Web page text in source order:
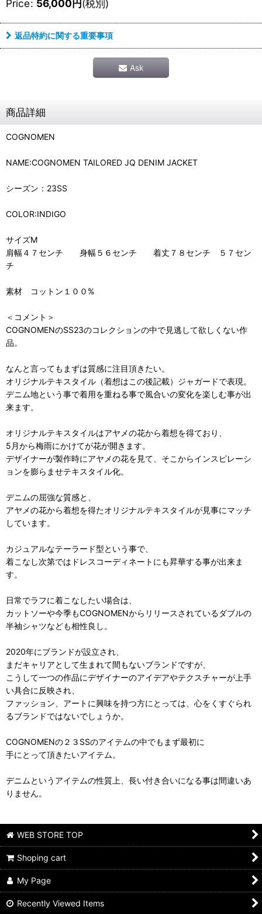
Price: 56,000円(税別)
返品特約に関する重要事項
Ask
商品詳細
COGNOMEN
NAME:COGNOMEN TAILORED JQ DENIM JACKET
シーズン：23SS
COLOR:INDIGO
サイズM
肩幅４７センチ 身幅５６センチ 着丈７８センチ ５７セン
チ
素材 コットン１００%
＜コメント＞
COGNOMENのSS23のコレクションの中で見逃して欲しくない作
品。
なんと言ってもまずは質感に注目頂きたい。
オリジナルテキスタイル（着想はこの後記載）ジャガードで表現。
デニム地という事で着用を重ねる事で風合いの変化を楽しむ事が出
来ます。
オリジナルテキスタイルはアヤメの花から着想を得ており、
5月から梅雨にかけてが花が開きます。
デザイナーが製作時にアヤメの花を見て、そこからインスピレーシ
ョンを膨らませテキスタイル化。
デニムの屈強な質感と、
アヤメの花から着想を得たオリジナルテキスタイルが見事にマッチ
しています。
カジュアルなテーラード型という事で、
着こなし次第ではドレスコーディネートにも昇華する事が出来ま
す。
日常でラフに着こなしたい場合は、
カットソーや今季もCOGNOMENからリリースされているダブルの
半袖シャツなども相性良し。
2020年にブランドが設立され、
まだキャリアとして生まれて間もないブランドですが、
こうして一つの作品にデザイナーのアイデアやテクスチャーが上手
い具合に反映され、
ファッション、アートに興味を持つ方にとっては、心をくすぐられ
るブランドではないでしょうか。
COGNOMENの２３SSのアイテムの中でもまず最初に
手にとって頂きたいアイテム。
デニムというアイテムの性質上、長い付き合いになる事は間違いあ
りません。
WEB STORE TOP
Shoping cart
My Page
Recently Viewed Items